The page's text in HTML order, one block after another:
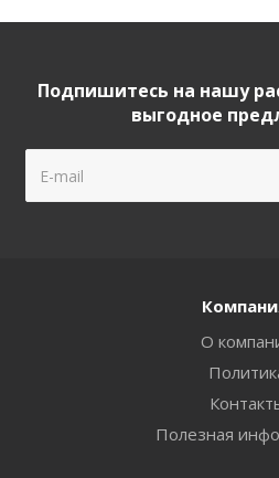
Подпишитесь на нашу
выгодное
О
Полезная